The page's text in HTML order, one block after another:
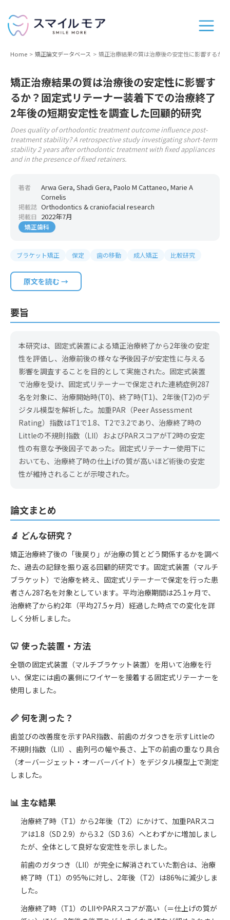
Home 矯正論文データベース 矯正治療結果の質は治療後の安定性に影響するか
矯正治療結果の質は治療後の安定性に影響す
るか？固定式リテーナー装着下での治療終了
2年後の短期安定性を調査した回顧的研究
Does quality of orthodontic treatment outcome influence post-
treatment stability? A retrospective study investigating short-term
stability 2 years after orthodontic treatment with fixed appliances
and in the presence of fixed retainers.
著者
Arwa Gera, Shadi Gera, Paolo M Cattaneo, Marie A
Cornelis
掲載誌 Orthodontics & craniofacial research
掲載日 2022年7月
矯正歯科
ブラケット矯正 保定 歯の移動 成人矯正 比較研究
原文を読む →
要旨
本研究は、固定式装置による矯正治療終了から2年後の安定
性を評価し、治療前後の様々な予後因子が安定性に与える
影響を調査することを目的として実施された。固定式装置
で治療を受け、固定式リテーナーで保定された連続症例287
名を対象に、治療開始時(T0)、終了時(T1)、2年後(T2)のデ
ジタル模型を解析した。加重PAR（Peer Assessment
Rating）指数はT1で1.8、T2で3.2であり、治療終了時の
Littleの不規則指数（LII）およびPARスコアがT2時の安定
性の有意な予後因子であった。固定式リテーナー使用下に
おいても、治療終了時の仕上げの質が高いほど術後の安定
性が維持されることが示唆された。
論文まとめ
🔬 どんな研究？
矯正治療終了後の「後戻り」が治療の質とどう関係するかを調べ
た、過去の記録を振り返る回顧的研究です。固定式装置（マルチ
ブラケット）で治療を終え、固定式リテーナーで保定を行った患
者さん287名を対象としています。平均治療期間は25.1ヶ月で、
治療終了から約2年（平均27.5ヶ月）経過した時点での変化を詳
しく分析しました。
🦷 使った装置・方法
全顎の固定式装置（マルチブラケット装置）を用いて治療を行
い、保定には歯の裏側にワイヤーを接着する固定式リテーナーを
使用しました。
📏 何を測った？
歯並びの改善度を示すPAR指数、前歯のガタつきを示すLittleの
不規則指数（LII）、歯列弓の幅や長さ、上下の前歯の重なり具合
（オーバージェット・オーバーバイト）をデジタル模型上で測定
しました。
📊 主な結果
治療終了時（T1）から2年後（T2）にかけて、加重PARスコ
アは1.8（SD 2.9）から3.2（SD 3.6）へとわずかに増加しまし
たが、全体として良好な安定性を示しました。
前歯のガタつき（LII）が完全に解消されていた割合は、治療
終了時（T1）の95%に対し、2年後（T2）は86%に減少しま
した。
治療終了時（T1）のLIIやPARスコアが高い（＝仕上げの質が